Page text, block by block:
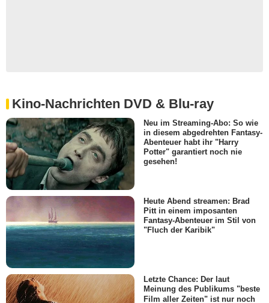
Kino-Nachrichten DVD & Blu-ray
Neu im Streaming-Abo: So wie
in diesem abgedrehten Fantasy-
Abenteuer habt ihr "Harry
Potter" garantiert noch nie
gesehen!
Heute Abend streamen: Brad
Pitt in einem imposanten
Fantasy-Abenteuer im Stil von
"Fluch der Karibik"
Letzte Chance: Der laut
Meinung des Publikums "beste
Film aller Zeiten" ist nur noch